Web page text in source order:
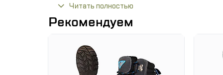
Высокий верх из натуральной
Двухслойная подошва из
Устойчива к маслу, бензину и
Противоскользящая
Читать полностью
Рекомендуем